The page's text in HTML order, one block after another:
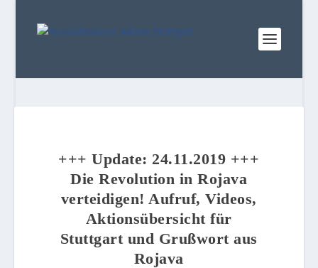
+++ Update: 24.11.2019 +++
Die Revolution in Rojava
verteidigen! Aufruf, Videos,
Aktionsübersicht für
Stuttgart und Grußwort aus
Rojava